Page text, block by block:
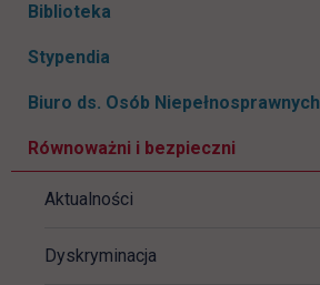
Biblioteka
Stypendia
Biuro ds. Osób Niepełnosprawnych
Równoważni i bezpieczni
Aktualności
Dyskryminacja